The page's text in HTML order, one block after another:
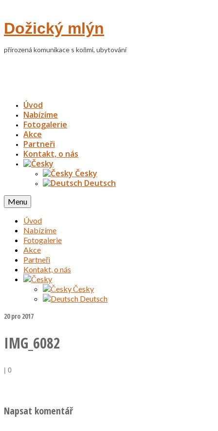
Dožický mlýn
přirozená komunikace s koňmi, ubytování
Úvod
Nabízíme
Fotogalerie
Akce
Partneři
Kontakt, o nás
Česky
Deutsch
Menu
Úvod
Nabízíme
Fotogalerie
Akce
Partneři
Kontakt, o nás
Česky
Deutsch
20pro 2017
IMG_6082
| 0
Napsat komentář